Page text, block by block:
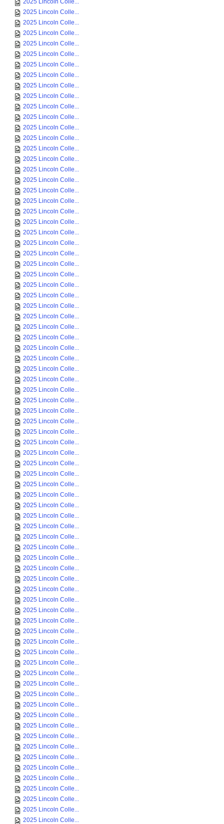
2025 Lincoln Colle...
2025 Lincoln Colle...
2025 Lincoln Colle...
2025 Lincoln Colle...
2025 Lincoln Colle...
2025 Lincoln Colle...
2025 Lincoln Colle...
2025 Lincoln Colle...
2025 Lincoln Colle...
2025 Lincoln Colle...
2025 Lincoln Colle...
2025 Lincoln Colle...
2025 Lincoln Colle...
2025 Lincoln Colle...
2025 Lincoln Colle...
2025 Lincoln Colle...
2025 Lincoln Colle...
2025 Lincoln Colle...
2025 Lincoln Colle...
2025 Lincoln Colle...
2025 Lincoln Colle...
2025 Lincoln Colle...
2025 Lincoln Colle...
2025 Lincoln Colle...
2025 Lincoln Colle...
2025 Lincoln Colle...
2025 Lincoln Colle...
2025 Lincoln Colle...
2025 Lincoln Colle...
2025 Lincoln Colle...
2025 Lincoln Colle...
2025 Lincoln Colle...
2025 Lincoln Colle...
2025 Lincoln Colle...
2025 Lincoln Colle...
2025 Lincoln Colle...
2025 Lincoln Colle...
2025 Lincoln Colle...
2025 Lincoln Colle...
2025 Lincoln Colle...
2025 Lincoln Colle...
2025 Lincoln Colle...
2025 Lincoln Colle...
2025 Lincoln Colle...
2025 Lincoln Colle...
2025 Lincoln Colle...
2025 Lincoln Colle...
2025 Lincoln Colle...
2025 Lincoln Colle...
2025 Lincoln Colle...
2025 Lincoln Colle...
2025 Lincoln Colle...
2025 Lincoln Colle...
2025 Lincoln Colle...
2025 Lincoln Colle...
2025 Lincoln Colle...
2025 Lincoln Colle...
2025 Lincoln Colle...
2025 Lincoln Colle...
2025 Lincoln Colle...
2025 Lincoln Colle...
2025 Lincoln Colle...
2025 Lincoln Colle...
2025 Lincoln Colle...
2025 Lincoln Colle...
2025 Lincoln Colle...
2025 Lincoln Colle...
2025 Lincoln Colle...
2025 Lincoln Colle...
2025 Lincoln Colle...
2025 Lincoln Colle...
2025 Lincoln Colle...
2025 Lincoln Colle...
2025 Lincoln Colle...
2025 Lincoln Colle...
2025 Lincoln Colle...
2025 Lincoln Colle...
2025 Lincoln Colle...
2025 Lincoln Colle...